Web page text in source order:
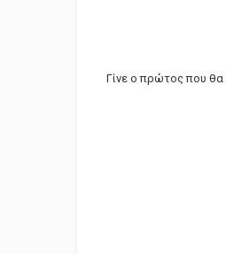
Γίνε ο πρώτος που θα